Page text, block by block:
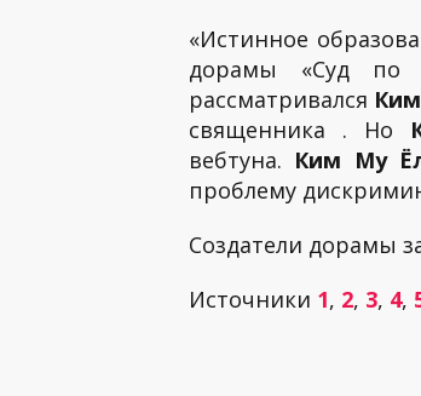
«Истинное
дорамы «Суд по
рассматривался
священника . Но
вебтуна. Ким Му
проблему
Создатели дорамы
Источники 1, 2, 3, 4,